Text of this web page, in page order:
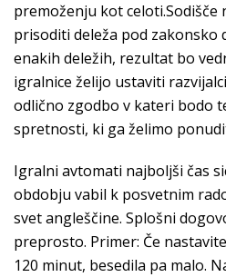
premoženju kot
prisoditi deleža pod zakonsko
enakih deležih, rezultat bo
igralnice želijo ustaviti
odlično zgodbo v kateri bodo
spretnosti, ki ga želimo
Igralni avtomati najboljši čas
obdobju vabil k posvetnim
svet angleščine. Splošni
preprosto. Primer: Če
120 minut, besedila pa malo.